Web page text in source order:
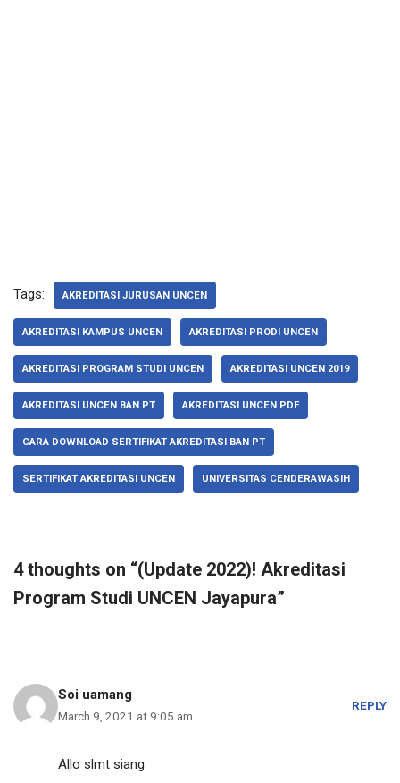
Tags: AKREDITASI JURUSAN UNCEN
AKREDITASI KAMPUS UNCEN AKREDITASI PRODI UNCEN
AKREDITASI PROGRAM STUDI UNCEN AKREDITASI UNCEN 2019
AKREDITASI UNCEN BAN PT AKREDITASI UNCEN PDF
CARA DOWNLOAD SERTIFIKAT AKREDITASI BAN PT
SERTIFIKAT AKREDITASI UNCEN UNIVERSITAS CENDERAWASIH
4 thoughts on “(Update 2022)! Akreditasi
Program Studi UNCEN Jayapura”
Soi uamang
March 9, 2021 at 9:05 am
REPLY
Allo slmt siang